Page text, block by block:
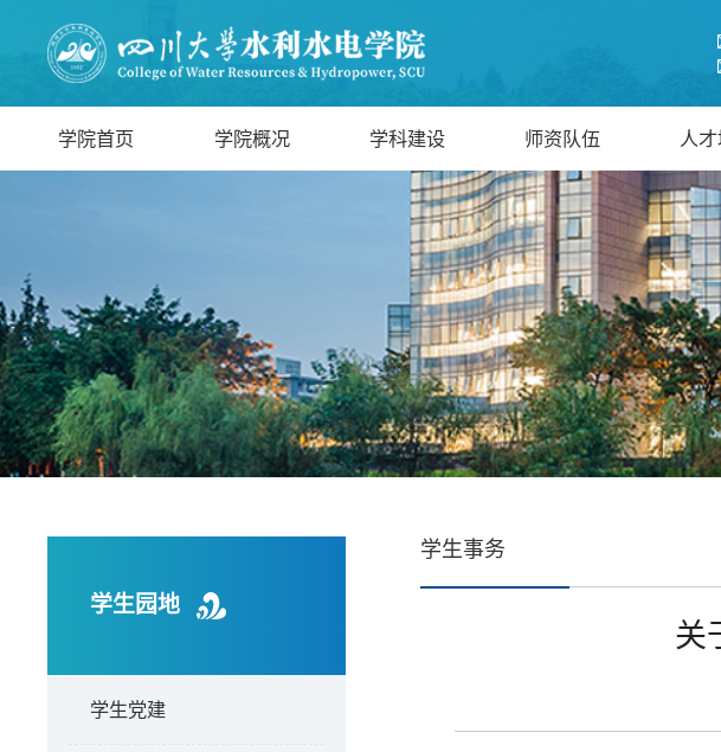
学院首页 学院概况 学科建设 师资队伍 人
学生园地
学生党建
学生事务
关